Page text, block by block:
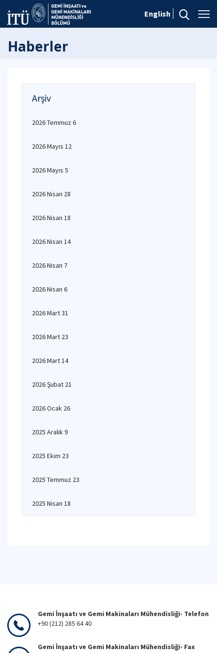
English
Haberler
Arşiv
2026 Temmuz 6
2026 Mayıs 12
2026 Mayıs 5
2026 Nisan 28
2026 Nisan 18
2026 Nisan 14
2026 Nisan 7
2026 Nisan 6
2026 Mart 31
2026 Mart 23
2026 Mart 14
2026 Şubat 21
2026 Ocak 26
2025 Aralık 9
2025 Ekim 23
2025 Temmuz 23
2025 Nisan 18
Gemi İnşaatı ve Gemi Makinaları Mühendisliği- Telefon
+90 (212) 285 64 40
Gemi İnşaatı ve Gemi Makinaları Mühendisliği- Fax